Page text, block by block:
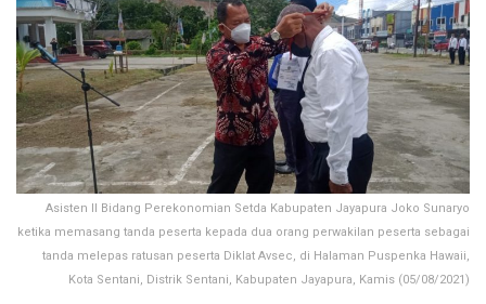
Asisten II Bidang Perekonomian Setda Kabupaten Jayapura Joko Sunaryo
ketika memasang tanda peserta kepada dua orang perwakilan peserta sebagai
tanda melepas ratusan peserta Diklat Avsec, di Halaman Puspenka Hawaii,
Kota Sentani, Distrik Sentani, Kabupaten Jayapura, Kamis (05/08/2021)